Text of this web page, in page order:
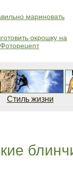
мариновать
окрошку на
Стиль жизни